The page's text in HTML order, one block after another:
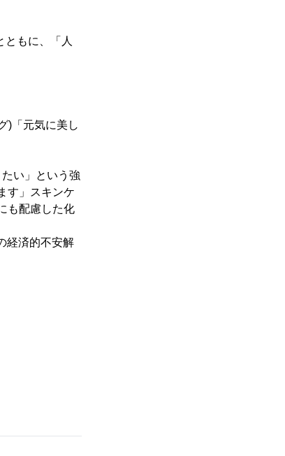
もに、「人
)「元気に美し
い」という強
す」スキンケ
も配慮した化
経済的不安解